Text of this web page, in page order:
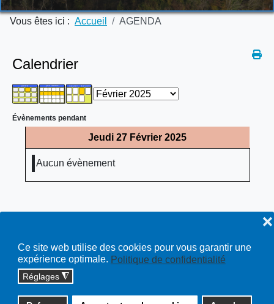
Ce site web utilise des cookies pour vous garantir une
expérience optimale. Politique de confidentialité
Réglages ◮
❌
Vous êtes ici : Accueil AGENDA
Calendrier
Évènements pendant
Jeudi 27 Février 2025
Aucun évènement
Copyright © 2026 cossonay.ch - tous droits réservés | site :